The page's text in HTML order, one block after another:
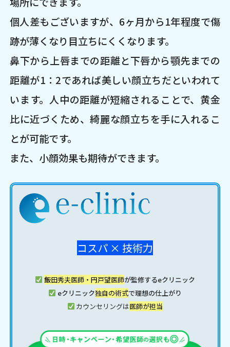
個人差もございますが、6ヶ月から1年程度で傷
跡が薄くなり目立ちにくくなります。
鼻下から上唇までの距離と下唇から顎先までの
距離が1：2であれば美しい顔立ちだといわれて
います。人中の距離が短縮されることで、黄金
比に近づくため、綺麗な顔立ちを手に入れるこ
とが可能です。
また、小顔効果も期待ができます。
コスパ × 技術力
飯田秀夫医師・円戸望医師が監修するeクリニック
eクリニック独自の術式で理想の仕上がり
カウンセリングは医師が担当